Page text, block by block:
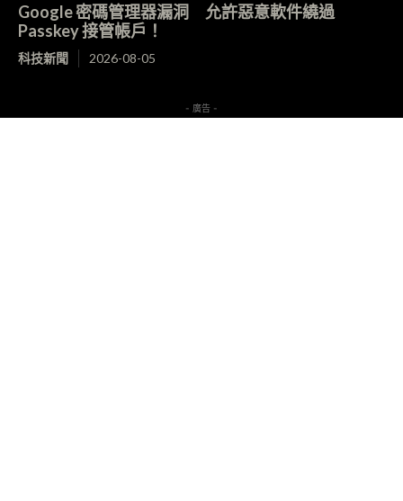
Google 密碼管理器漏洞 允許惡意軟件繞過
Passkey 接管帳戶！
科技新聞 2026-08-05
- 廣告 -